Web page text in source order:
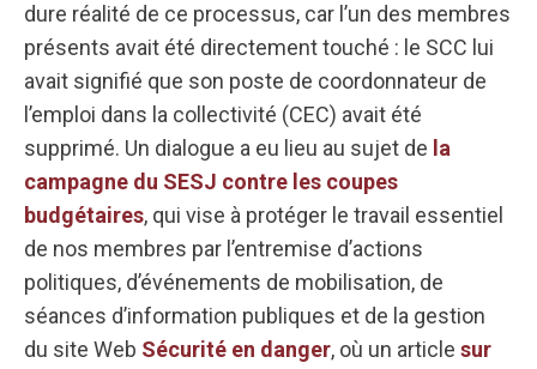
dure réalité de ce processus, car l’un des membres
présents avait été directement touché : le SCC lui
avait signifié que son poste de coordonnateur de
l’emploi dans la collectivité (CEC) avait été
supprimé. Un dialogue a eu lieu au sujet de la
campagne du SESJ contre les coupes
budgétaires, qui vise à protéger le travail essentiel
de nos membres par l’entremise d’actions
politiques, d’événements de mobilisation, de
séances d’information publiques et de la gestion
du site Web Sécurité en danger, où un article sur